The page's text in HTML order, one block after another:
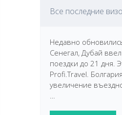
Все последние
Недавно
Сенегал, Дубай
поездки до 21 дня.
Profi.Travel.
увеличение